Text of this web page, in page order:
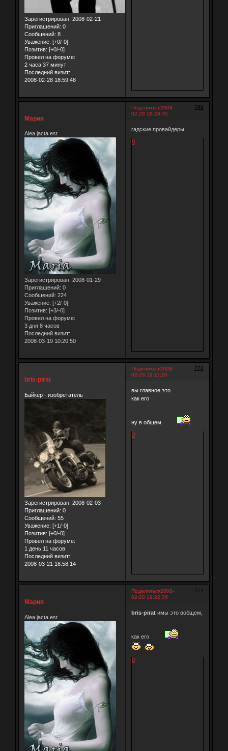
Зарегистрирован: 2008-02-21
Приглашений: 0
Сообщений: 8
Уважение: [+0/-0]
Позитив: [+0/-0]
Провел на форуме:
2 часа 37 минут
Последний визит:
2008-02-28 18:59:48
Поделиться 769
2008-
02-28 18:28:35
Мария
Alea jacta est
Зарегистрирован: 2008-01-29
Приглашений: 0
Сообщений: 224
Уважение: [+2/-0]
Позитив: [+3/-0]
Провел на форуме:
3 дня 8 часов
Последний визит:
2008-03-19 10:20:50
гадские провайдеры...
0
Поделиться 770
2008-
02-28 19:11:20
bris-pirat
Байкер - изобретатель
Зарегистрирован: 2008-02-03
Приглашений: 0
Сообщений: 55
Уважение: [+1/-0]
Позитив: [+0/-0]
Провел на форуме:
1 день 11 часов
Последний визит:
2008-03-21 16:58:14
вы главное это
как его
ну в общем
0
Поделиться 771
2008-
02-28 19:22:36
Мария
Alea jacta est
bris-piratимы это вобщем,
как его
0